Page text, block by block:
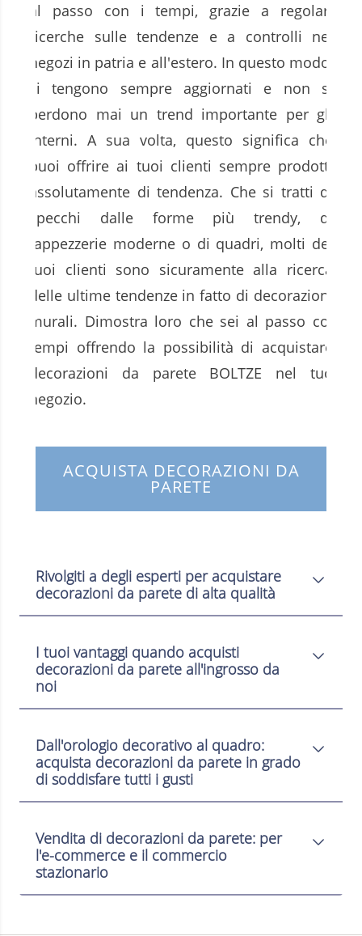
al passo con i tempi, grazie a regolari
ricerche sulle tendenze e a controlli nei
negozi in patria e all'estero. In questo modo,
si tengono sempre aggiornati e non si
perdono mai un trend importante per gli
interni. A sua volta, questo significa che
puoi offrire ai tuoi clienti sempre prodotti
assolutamente di tendenza. Che si tratti di
specchi dalle forme più trendy, di
tappezzerie moderne o di quadri, molti dei
tuoi clienti sono sicuramente alla ricerca
delle ultime tendenze in fatto di decorazioni
murali. Dimostra loro che sei al passo coi
tempi offrendo la possibilità di acquistare
decorazioni da parete BOLTZE nel tuo
negozio.
ACQUISTA DECORAZIONI DA
PARETE
Rivolgiti a degli esperti per acquistare
decorazioni da parete di alta qualità
I tuoi vantaggi quando acquisti
decorazioni da parete all'ingrosso da
noi
Dall'orologio decorativo al quadro:
acquista decorazioni da parete in grado
di soddisfare tutti i gusti
Vendita di decorazioni da parete: per
l'e-commerce e il commercio
stazionario